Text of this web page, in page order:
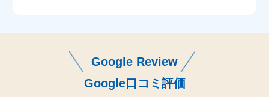
Google Review
Google口コミ評価